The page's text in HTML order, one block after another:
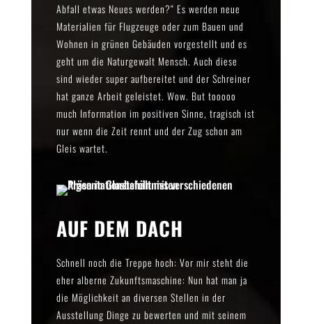
Abfall etwas Neues werden?“ Es werden neue
Materialien für Flugzeuge oder zum Bauen und
Wohnen in grünen Gebäuden vorgestellt und es
geht um die Naturgewalt Mensch. Auch diese
sind wieder super aufbereitet und der Schreiner
hat ganze Arbeit geleistet. Wow. But tooooo
much Information im positiven Sinne, tragisch ist
nur wenn die Zeit rennt und der Zug schon am
Gleis wartet.
AUF DEM DACH
Schnell noch die Treppe hoch: Vor mir steht die
eher alberne Zukunftsmaschine: Nun hat man ja
die Möglichkeit an diversen Stellen in der
Ausstellung Dinge zu bewerten und mit seinem